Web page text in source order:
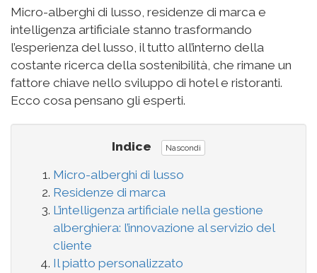
Micro-alberghi di lusso, residenze di marca e
intelligenza artificiale stanno trasformando
l’esperienza del lusso, il tutto all’interno della
costante ricerca della sostenibilità, che rimane un
fattore chiave nello sviluppo di hotel e ristoranti.
Ecco cosa pensano gli esperti.
Indice Nascondi
Micro-alberghi di lusso
Residenze di marca
L’intelligenza artificiale nella gestione
alberghiera: l’innovazione al servizio del
cliente
Il piatto personalizzato